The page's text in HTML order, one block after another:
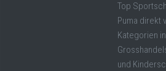
Top
Puma direkt
Kategorien
und